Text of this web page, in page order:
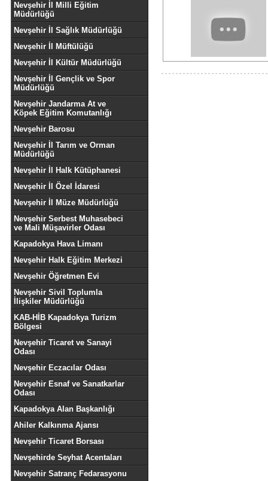
Nevşehir İl Milli Eğitim
Müdürlüğü
Nevşehir İl Sağlık Müdürlüğü
Nevşehir İl Müftülüğü
Nevşehir İl Kültür Müdürlüğü
Nevşehir İl Gençlik ve Spor
Müdürlüğü
Nevşehir Jandarma At ve
Köpek Eğitim Komutanlığı
Nevşehir Barosu
Nevşehir İl Tarım ve Orman
Müdürlüğü
Nevşehir İl Halk Kütüphanesi
Nevşehir İl Özel İdaresi
Nevşehir İl Müze Müdürlüğü
Nevşehir Serbest Muhasebeci
ve Mali Müşavirler Odası
Kapadokya Hava Limanı
Nevşehir Halk Eğitim Merkezi
Nevşehir Öğretmen Evi
Nevşehir Sivil Toplumla
İlişkiler Müdürlüğü
KAB-HİB Kapadokya Turizm
Bölgesi
Nevşehir Ticaret ve Sanayi
Odası
Nevşehir Eczacılar Odası
Nevşehir Esnaf ve Sanatkarlar
Odası
Kapadokya Alan Başkanlığı
Ahiler Kalkınma Ajansı
Nevşehir Ticaret Borsası
Nevşehirde Seyhat Acentaları
Nevşehir Satranç Fedarasyonu